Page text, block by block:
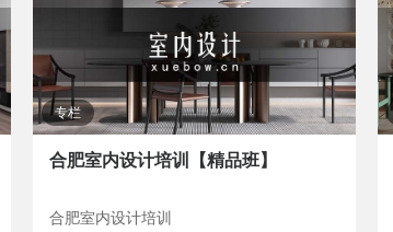
专栏
合肥室内设计培训【精品班】
合肥室内设计培训